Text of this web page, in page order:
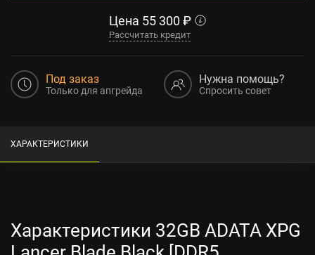
Цена 55 300 ₽
Рассчитать кредит
Под заказ
Только для апгрейда
Нужна помощь?
Спросить совет
ХАРАКТЕРИСТИКИ
Характеристики 32GB ADATA XPG